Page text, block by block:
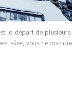
le départ de
sûre, vous ne